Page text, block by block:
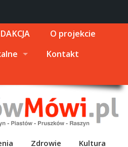
O projekcie
Kontakt
Zdrowie Kultura